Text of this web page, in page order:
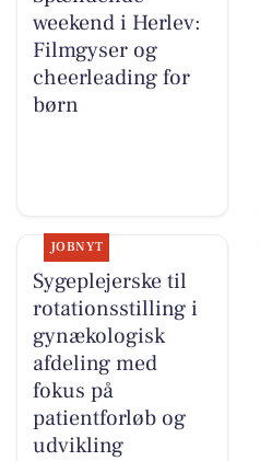
weekend i Herlev:
Filmgyser og
cheerleading for
børn
JOBNYT
Sygeplejerske til
rotationsstilling i
gynækologisk
afdeling med
fokus på
patientforløb og
udvikling